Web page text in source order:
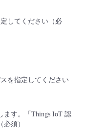
定してください（必
スを指定してください
ます。「Things IoT 認
須）